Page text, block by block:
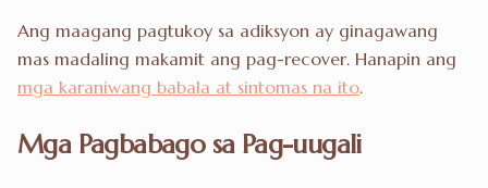
Ang maagang pagtukoy sa adiksyon ay ginagawang
mas madaling makamit ang pag-recover. Hanapin ang
mga karaniwang babala at sintomas na ito.
Mga Pagbabago sa Pag-uugali